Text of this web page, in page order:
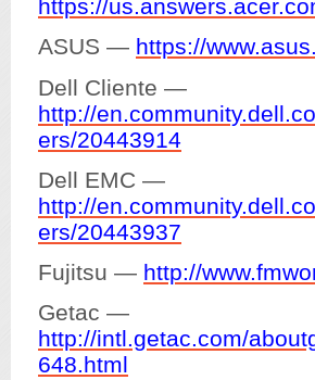
https://
ASUS — https://
Dell Cliente —
http://
ers/20443914
Dell EMC —
http://
ers/20443937
Fujitsu — http://
Getac —
http://intl.getac.com/
648.html